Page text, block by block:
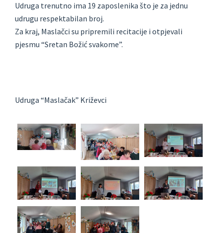
Udruga trenutno ima 19 zaposlenika što je za jednu
udrugu respektabilan broj.
Za kraj, Maslačci su pripremili recitacije i otpjevali
pjesmu “Sretan Božić svakome”.
Udruga “Maslačak” Križevci